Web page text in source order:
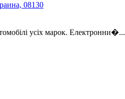
08130
усіх марок. Електронни�...